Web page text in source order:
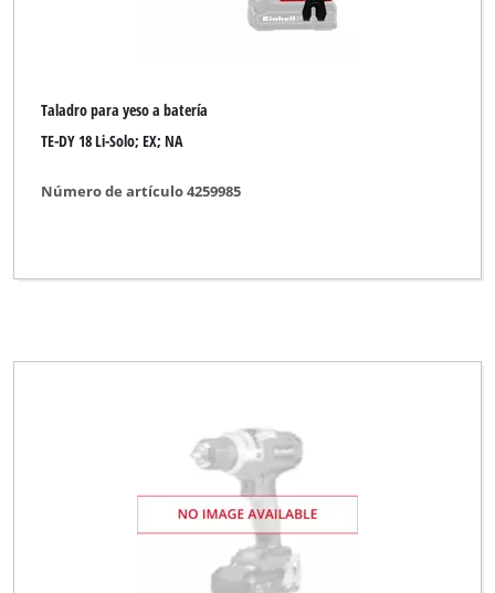
Taladro para yeso a batería
TE-DY 18 Li-Solo; EX; NA
Número de artículo 4259985